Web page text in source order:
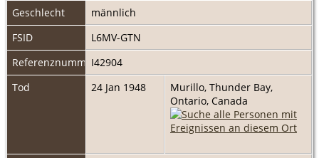
Geschlecht
männlich
FSID
L6MV-GTN
ReferenznummerI42904
Tod
24 Jan 1948
Murillo, Thunder Bay,
Ontario, Canada